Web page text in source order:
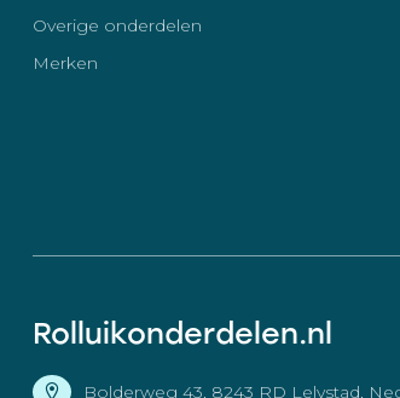
Overige onderdelen
Merken
Rolluikonderdelen.nl
Bolderweg 43, 8243 RD Lelystad,